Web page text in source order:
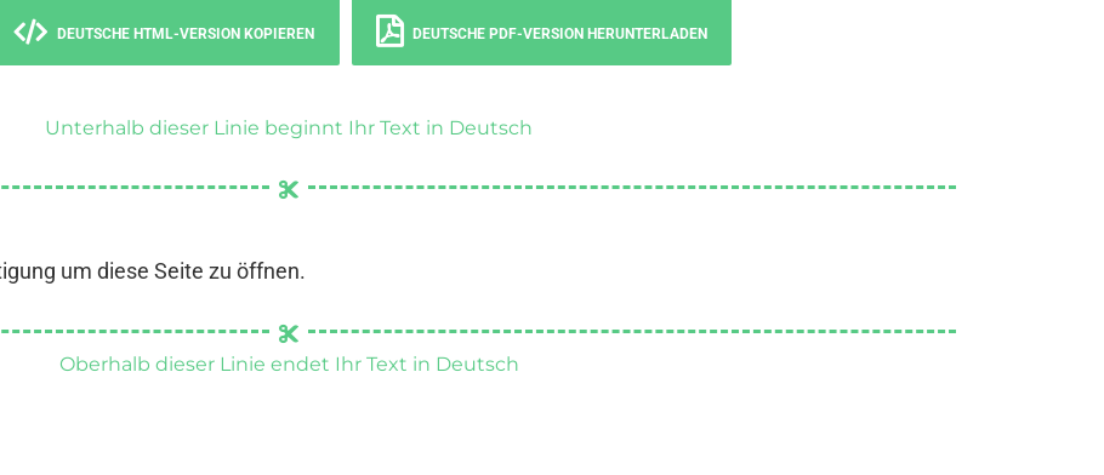
DEUTSCHE HTML-VERSION KOPIEREN DEUTSCHE PDF-VERSION HERUNTERLADEN
Unterhalb dieser Linie beginnt Ihr Text in Deutsch
um diese Seite zu öffnen.
Oberhalb dieser Linie endet Ihr Text in Deutsch